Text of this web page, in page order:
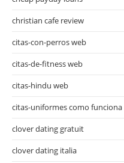
christian cafe review
citas-con-perros web
citas-de-fitness web
citas-hindu web
citas-uniformes como funciona
clover dating gratuit
clover dating italia